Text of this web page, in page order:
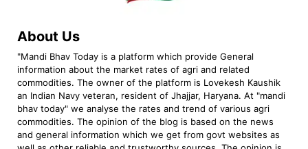
About Us
"Mandi Bhav Today is a platform which provide General
information about the market rates of agri and related
commodities. The owner of the platform is Lovekesh Kaushik
an Indian Navy veteran, resident of Jhajjar, Haryana. At "mandi
bhav today" we analyse the rates and trend of various agri
commodities. The opinion of the blog is based on the news
and general information which we get from govt websites as